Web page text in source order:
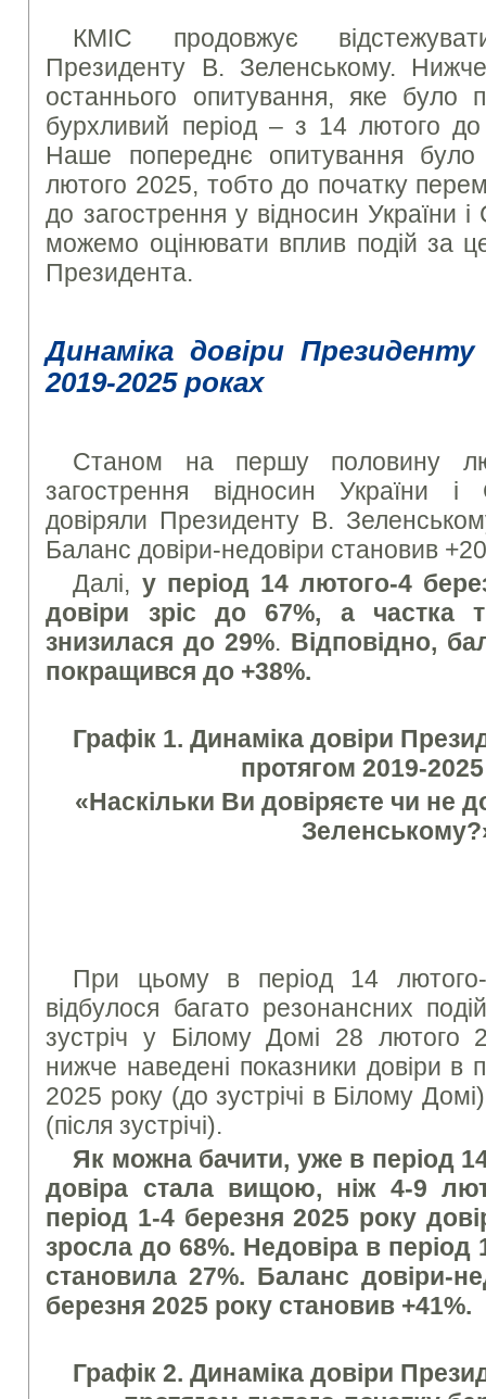
КМІС продовжує
Президенту В. Зеленському.
останнього опитування, яке було
бурхливий період – з 14 лютого
Наше попереднє опитування
лютого 2025, тобто до початку
до загострення у відносин
можемо оцінювати вплив подій за
Президента.
Динаміка довіри
2019-2025 роках
Станом на першу половину
загострення відносин України
довіряли Президенту В.
Баланс довіри-недовіри становив
Далі, у період 14 лютого-4
довіри зріс до 67%, а частка
знизилася до 29%. Відповідно,
покращився до +38%.
Графік 1. Динаміка довіри
протягом 2019-
«Наскільки Ви довіряєте чи не
При цьому в період 14
відбулося багато резонансних
зустріч у Білому Домі 28 лютого
нижче наведені показники довіри в
2025 року (до зустрічі в Білому
(після зустрічі).
Як можна бачити, уже в період
довіра стала вищою, ніж 4-9
період 1-4 березня 2025 року
зросла до 68%. Недовіра в період
становила 27%. Баланс довіри-
березня 2025 року становив +41%.
Графік 2. Динаміка довіри